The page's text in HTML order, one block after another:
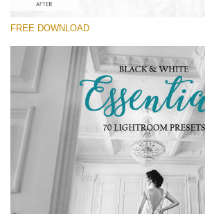
(1432 Lr Presets)
Download Gratuito
FREE DOWNLOAD